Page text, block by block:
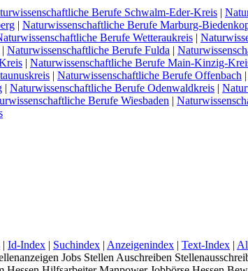
Berufe Schwalm-Eder-Kreis |
| Naturwissenschaftliche Berufe Marburg-
Berufe Wetteraukreis |
| Naturwissenschaftliche Berufe Fulda |
| Naturwissenschaftliche Berufe Main-Kinzig-
| Naturwissenschaftliche Berufe Offenbach |
| Naturwissenschaftliche Berufe Odenwaldkreis |
Berufe Wiesbaden |
| Id-Index | Suchindex | Anzeigenindex | Text-Index |
Jobs Stellen Auschreiben